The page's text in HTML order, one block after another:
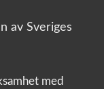
av Sveriges
med